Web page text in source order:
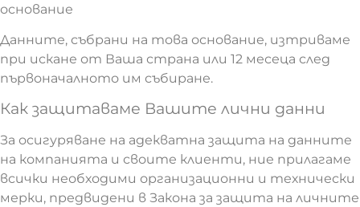
основание
Данните, събрани на това основание, изтриваме
при искане от Ваша страна или 12 месеца след
първоначалното им събиране.
Как защитаваме Вашите лични данни
За осигуряване на адекватна защита на данните
на компанията и своите клиенти, ние прилагаме
всички необходими организационни и технически
мерки, предвидени в Закона за защита на личните